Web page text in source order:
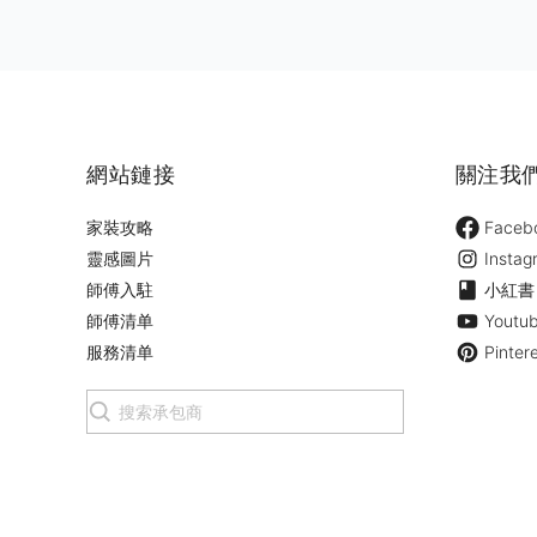
網站鏈接
家裝攻略
靈感圖片
師傅入駐
師傅清单
服務清单
關注我
小紅書